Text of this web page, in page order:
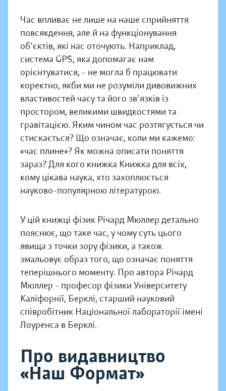
Час впливає не лише на наше сприйняття
повсякдення, але й на функціонування
об'єктів, які нас оточують. Наприклад,
система GPS, яка допомагає нам
орієнтуватися, - не могла б працювати
коректно, якби ми не розуміли дивовижних
властивостей часу та його зв'язків із
простором, великими швидкостями та
гравітацією. Яким чином час розтягується чи
стискається? Що означає, коли ми кажемо:
«час плине»? Як можна описати поняття
зараз? Для кого книжка Книжка для всіх,
кому цікава наука, хто захоплюється
науково-популярною літературою.
У цій книжці фізик Річард Мюллер детально
пояснює, що таке час, у чому суть цього
явища з точки зору фізики, а також
змальовує образ того, що означає поняття
теперішнього моменту. Про автора Річард
Мюллер - професор фізики Університету
Каліфорнії, Берклі, старший науковий
співробітник Національної лабораторії імені
Лоуренса в Берклі.
Про видавництво
«Наш Формат»